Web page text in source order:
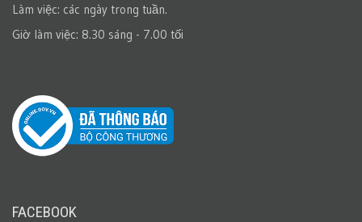
Làm việc: các ngày trong tuần.
Giờ làm việc: 8.30 sáng - 7.00 tối
FACEBOOK